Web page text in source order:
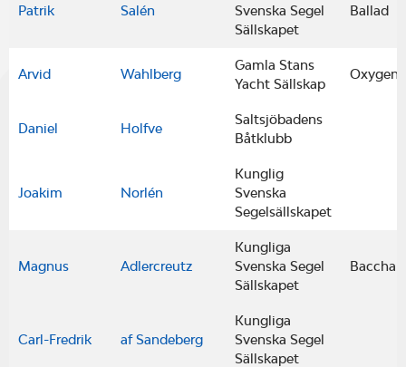
Patrik Salén
Svenska Segel
Sällskapet
Ballad
Arvid Wahlberg
Gamla Stans
Yacht Sällskap
Oxygen
Daniel Holfve
Saltsjöbadens
Båtklubb
Joakim Norlén
Kunglig
Svenska
Segelsällskapet
Magnus Adlercreutz
Kungliga
Svenska Segel
Sällskapet
Carl-Fredrik af Sandeberg
Kungliga
Svenska Segel
Sällskapet